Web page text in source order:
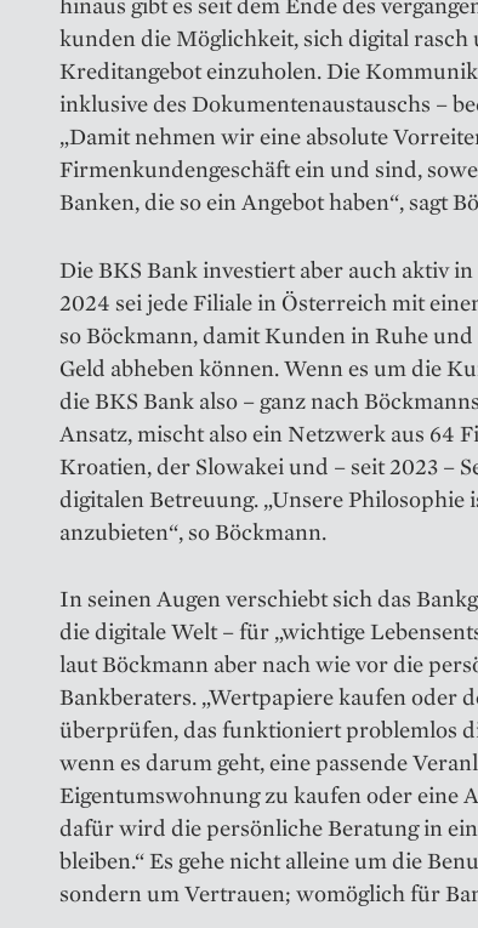
kunden die Möglichkeit, sich digi­tal
Kreditangebot einzuholen. Die
inklusive des Dokumentenaustauschs –
„Damit nehmen wir eine absolute
Firmenkunden­geschäft ein und sind,
Banken, die so ein Angebot haben“, sagt
Die BKS Bank investiert aber auch aktiv
2024 sei jede Filiale in Österreich mit
so Böckmann, damit Kunden in Ruhe
Geld abheben können. Wenn es um die
die BKS Bank also – ganz nach
Ansatz, mischt also ein Netzwerk aus 64
Kroatien, der Slowakei und – seit 2023 –
digitalen Betreuung. „Unsere Philosophie
anzubieten“, so Böckmann.
In seinen Augen verschiebt sich das
die digitale Welt – für „wichtige
laut Böckmann aber nach wie vor die
Bankberaters. „Wertpapiere kaufen oder
überprüfen, das funktioniert problemlos
wenn es darum geht, eine passende
Eigentumswohnung zu kaufen oder eine
dafür wird die persönliche ­Beratung in
bleiben.“ Es gehe nicht alleine um die
sondern um Vertrauen; womöglich für